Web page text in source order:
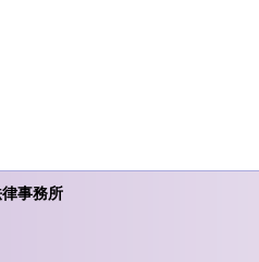
事務所